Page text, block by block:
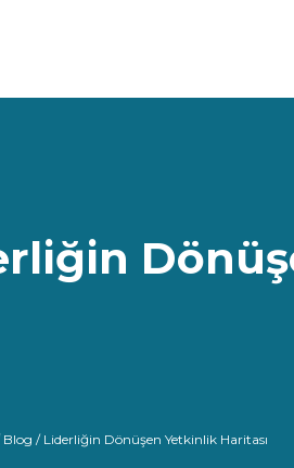
Blog / Liderliğin Dönüşen Yetkinlik Haritası